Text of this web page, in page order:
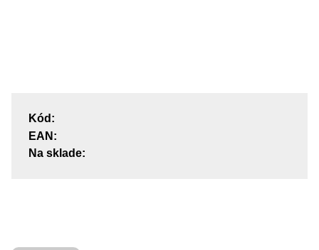
Kód:
EAN:
Na sklade: